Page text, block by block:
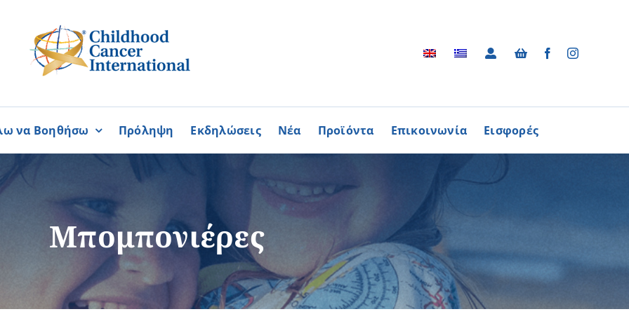
Παγκύπρια Συμμαχία Σπάνιων Παθήσεων
Παγκύπριο Συντονιστικό Συμβούλιο Εθελοντισμού
Ομοσπονδία Συνδέσμων Ασθενών Κύπρου
Φλόγα Ελλάδος
Φωτογραφικό Αρχείο
Βίντεο
Ραδιοφωνικές Διαφημίσεις
Διαφημίσεις / Φυλλάδια
Τα Τραγούδια
να Βοηθήσω
ΓΙΝΟΜΑΙ
Περισσότερα
ΓΙΝΟΜΑΙ
ΕΘΕΛΟΝΤΗΣ
Περισσότερα
ΑΓΟΡΑΖΩ
ΠΡΟΙΟΝΤΑ
Περισσότερα
Πρόληψη Εκδηλώσεις Νέα Προϊόντα Επικοινωνία Εισφορές
Μπομπονιέρες